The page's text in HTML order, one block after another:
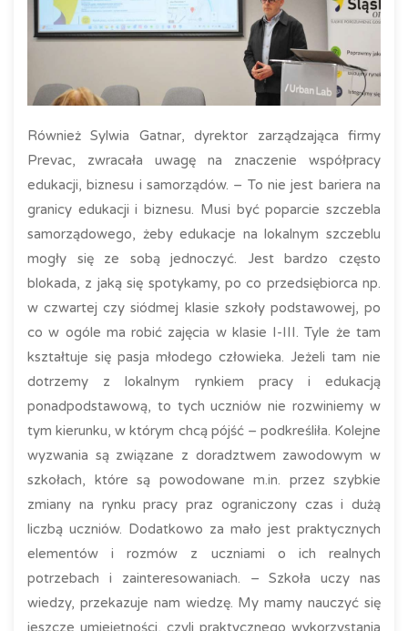
Również Sylwia Gatnar, dyrektor zarządzająca firmy
Prevac, zwracała uwagę na znaczenie współpracy
edukacji, biznesu i samorządów. – To nie jest bariera na
granicy edukacji i biznesu. Musi być poparcie szczebla
samorządowego, żeby edukacje na lokalnym szczeblu
mogły się ze sobą jednoczyć. Jest bardzo często
blokada, z jaką się spotykamy, po co przedsiębiorca np.
w czwartej czy siódmej klasie szkoły podstawowej, po
co w ogóle ma robić zajęcia w klasie I-III. Tyle że tam
kształtuje się pasja młodego człowieka. Jeżeli tam nie
dotrzemy z lokalnym rynkiem pracy i edukacją
ponadpodstawową, to tych uczniów nie rozwiniemy w
tym kierunku, w którym chcą pójść – podkreśliła. Kolejne
wyzwania są związane z doradztwem zawodowym w
szkołach, które są powodowane m.in. przez szybkie
zmiany na rynku pracy praz ograniczony czas i dużą
liczbą uczniów. Dodatkowo za mało jest praktycznych
elementów i rozmów z uczniami o ich realnych
potrzebach i zainteresowaniach. – Szkoła uczy nas
wiedzy, przekazuje nam wiedzę. My mamy nauczyć się